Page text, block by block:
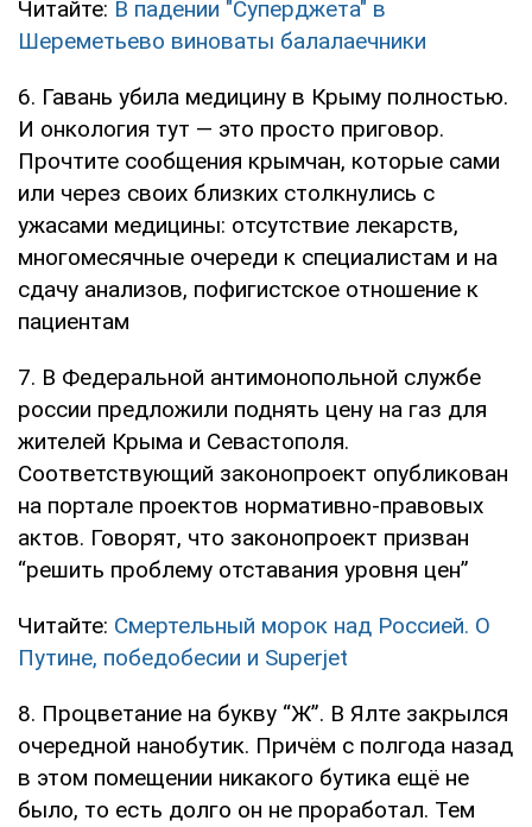
Читайте: В падении "Суперджета" в
Шереметьево виноваты балалаечники
6. Гавань убила медицину в Крыму полностью.
И онкология тут — это просто приговор.
Прочтите сообщения крымчан, которые сами
или через своих близких столкнулись с
ужасами медицины: отсутствие лекарств,
многомесячные очереди к специалистам и на
сдачу анализов, пофигистское отношение к
пациентам
7. В Федеральной антимонопольной службе
россии предложили поднять цену на газ для
жителей Крыма и Севастополя.
Соответствующий законопроект опубликован
на портале проектов нормативно-правовых
актов. Говорят, что законопроект призван
“решить проблему отставания уровня цен”
Читайте: Смертельный морок над Россией. О
Путине, победобесии и Superjet
8. Процветание на букву “Ж”. В Ялте закрылся
очередной нанобутик. Причём с полгода назад
в этом помещении никакого бутика ещё не
было, то есть долго он не проработал. Тем